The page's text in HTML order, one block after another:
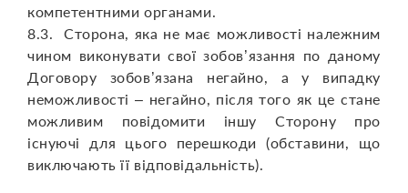
компетентними органами.
8.3. Сторона, яка не має можливості належним
чином виконувати свої зобов’язання по даному
Договору зобов’язана негайно, а у випадку
неможливості – негайно, після того як це стане
можливим повідомити іншу Сторону про
існуючі для цього перешкоди (обставини, що
виключають її відповідальність).